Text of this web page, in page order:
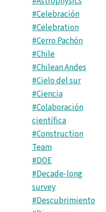
#Celebración
#Celebration
#Cerro Pachón
#Chile
#Chilean Andes
#Cielo del sur
#Ciencia
#Colaboración
científica
#Construction
Team
#DOE
#Decade-long
survey
#Descubrimiento